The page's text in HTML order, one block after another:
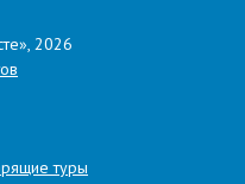
домам на максимально
автобуса и ПДД
2026
туры